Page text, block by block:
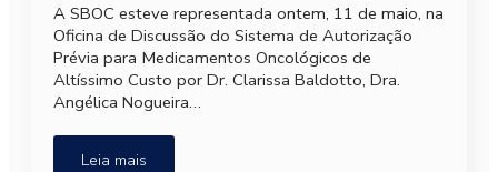
A SBOC esteve representada ontem, 11 de maio, na
Oficina de Discussão do Sistema de Autorização
Prévia para Medicamentos Oncológicos de
Altíssimo Custo por Dr. Clarissa Baldotto, Dra.
Angélica Nogueira…
Leia mais